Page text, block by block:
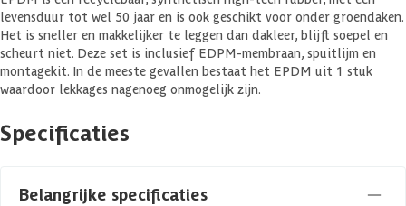
levensduur tot wel 50 jaar en is ook geschikt voor onder groendaken.
Het is sneller en makkelijker te leggen dan dakleer, blijft soepel en
scheurt niet. Deze set is inclusief EDPM-membraan, spuitlijm en
montagekit. In de meeste gevallen bestaat het EPDM uit 1 stuk
waardoor lekkages nagenoeg onmogelijk zijn.
Specificaties
Belangrijke specificaties